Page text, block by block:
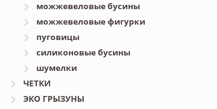
можжевеловые бусины
можжевеловые фигурки
пуговицы
силиконовые бусины
шумелки
ЧЕТКИ
ЭКО ГРЫЗУНЫ